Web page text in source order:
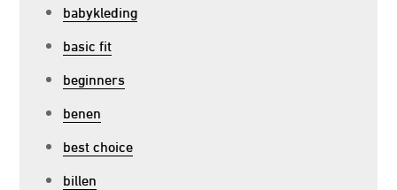
babykleding
basic fit
beginners
benen
best choice
billen